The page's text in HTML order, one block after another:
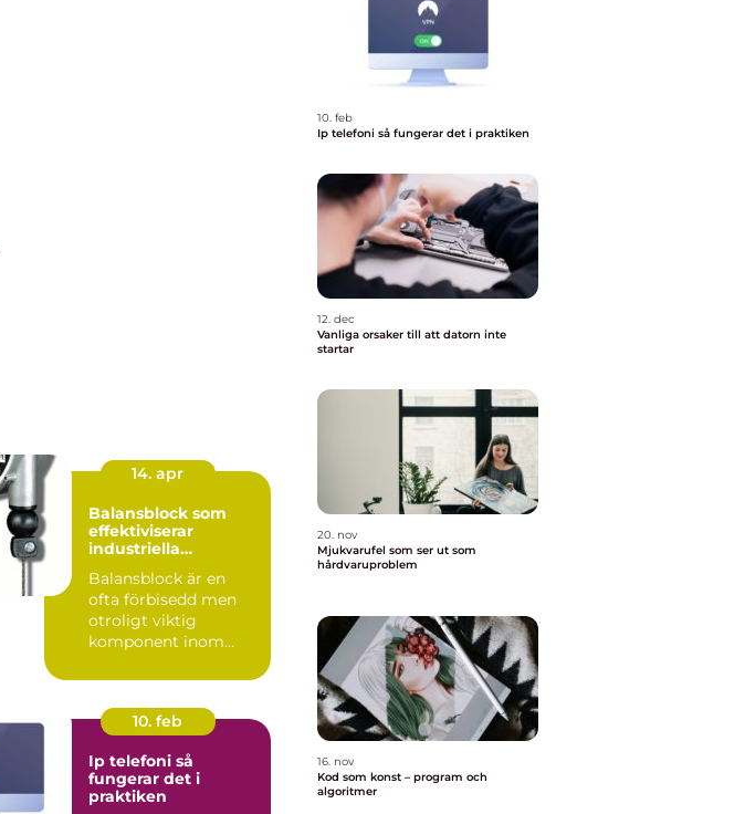
14. apr
Balansblock som
effektiviserar
industriella
Balansblock är en
ofta förbisedd men
otroligt viktig
komponent inom
10. feb
Ip telefoni så
fungerar det i
praktiken
10. feb
Ip telefoni så fungerar det i praktiken
12. dec
Vanliga orsaker till att datorn inte
startar
20. nov
Mjukvarufel som ser ut som
hårdvaruproblem
16. nov
Kod som konst – program och
algoritmer